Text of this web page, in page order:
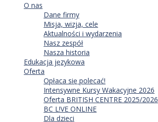
O nas
Dane firmy
Misja, wizja, cele
Aktualności i wydarzenia
Nasz zespół
Nasza historia
Edukacja językowa
Oferta
Opłaca się polecać!
Intensywne Kursy Wakacyjne 2026
Oferta BRITISH CENTRE 2025/2026
BC L!VE ONLINE
Dla dzieci